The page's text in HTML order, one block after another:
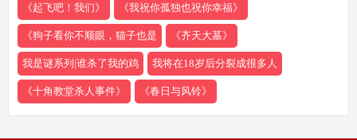
《起飞吧！我们》 《我祝你孤独也祝你幸福》
《狗子看你不顺眼，猫子也是 《齐天大墓》
我是谜系列|谁杀了我的鸡 我将在18岁后分裂成很多人
《十角教堂杀人事件》 《春日与风铃》